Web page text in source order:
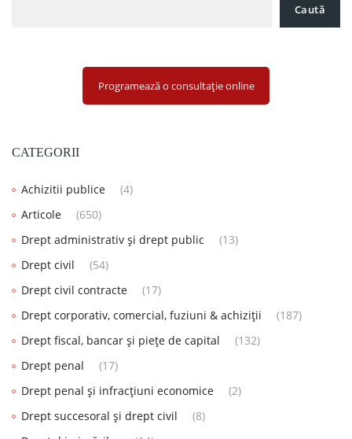
Caută
Programează o consultație online
CATEGORII
Achizitii publice
(4)
Articole
(650)
Drept administrativ și drept public
(13)
Drept civil
(54)
Drept civil contracte
(17)
Drept corporativ, comercial, fuziuni & achiziții
(187)
Drept fiscal, bancar și piețe de capital
(132)
Drept penal
(17)
Drept penal și infracțiuni economice
(2)
Drept succesoral și drept civil
(8)